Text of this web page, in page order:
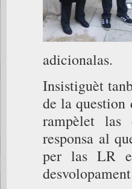
adicionalas.
Insistiguèt
de la question
rampèlet las
responsa al
per las LR e